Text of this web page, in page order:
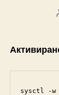
sysctl -w